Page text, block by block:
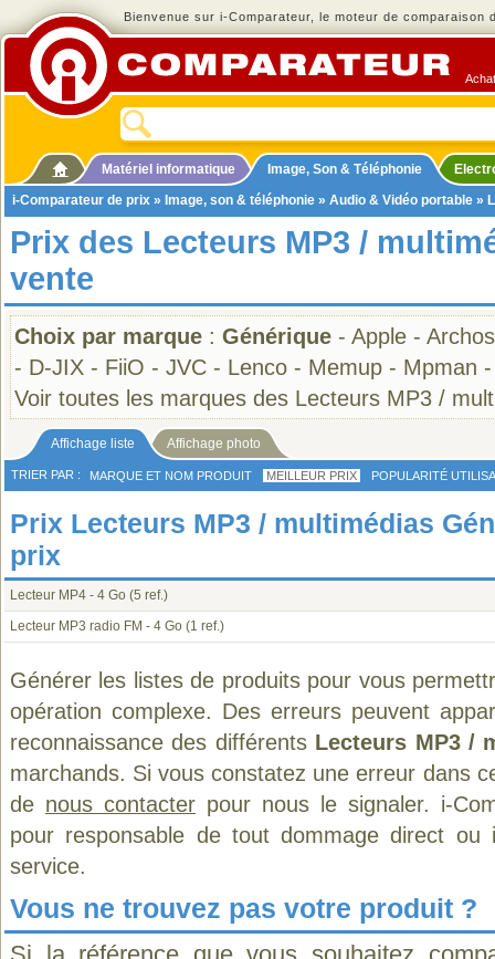
Bienvenue sur i-Comparateur, le moteur de comparaison
Matériel informatique Image, Son & Téléphonie
i-Comparateur de prix » Image, son & téléphonie » Audio & Vidéo portable »
Prix des Lecteurs MP3 /
vente
Choix par marque : Générique - Apple - Archos
- D-JIX - FiiO - JVC - Lenco - Memup - Mpman
Voir toutes les marques des Lecteurs MP3 /
Affichage liste Affichage photo
TRIER PAR : MARQUE ET NOM PRODUIT MEILLEUR PRIX POPULARITÉ
Prix Lecteurs MP3 / multimédias
prix
Lecteur MP4 - 4 Go (5 ref.)
Lecteur MP3 radio FM - 4 Go (1 ref.)
Générer les listes de produits pour vous
opération complexe. Des erreurs peuvent
reconnaissance des différents Lecteurs MP3 /
marchands. Si vous constatez une erreur dans
de nous contacter pour nous le signaler. i-
pour responsable de tout dommage direct
service.
Vous ne trouvez pas votre produit ?